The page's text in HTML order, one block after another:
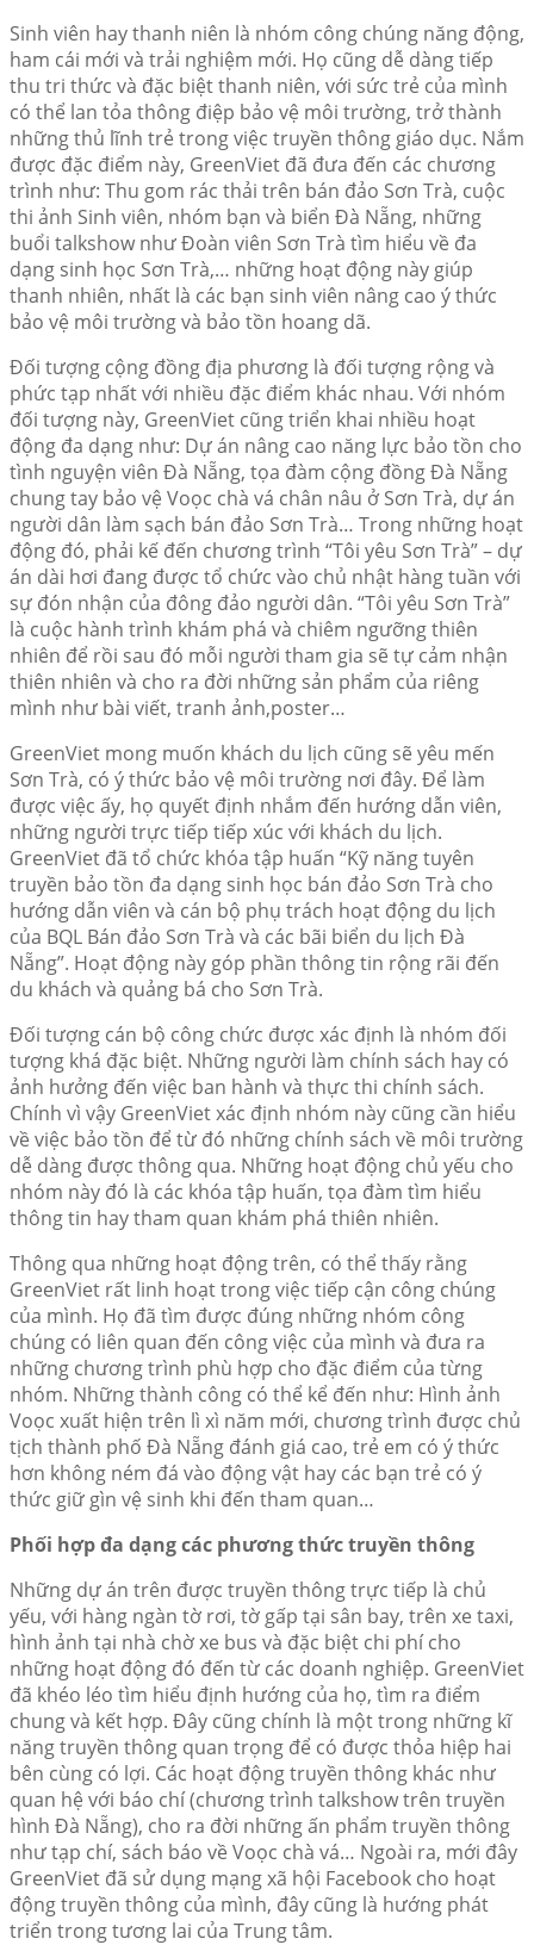
Sinh viên hay thanh niên là nhóm công chúng năng động,
ham cái mới và trải nghiệm mới. Họ cũng dễ dàng tiếp
thu tri thức và đặc biệt thanh niên, với sức trẻ của mình
có thể lan tỏa thông điệp bảo vệ môi trường, trở thành
những thủ lĩnh trẻ trong việc truyền thông giáo dục. Nắm
được đặc điểm này, GreenViet đã đưa đến các chương
trình như: Thu gom rác thải trên bán đảo Sơn Trà, cuộc
thi ảnh Sinh viên, nhóm bạn và biển Đà Nẵng, những
buổi talkshow như Đoàn viên Sơn Trà tìm hiểu về đa
dạng sinh học Sơn Trà,… những hoạt động này giúp
thanh nhiên, nhất là các bạn sinh viên nâng cao ý thức
bảo vệ môi trường và bảo tồn hoang dã.
Đối tượng cộng đồng địa phương là đối tượng rộng và
phức tạp nhất với nhiều đặc điểm khác nhau. Với nhóm
đối tượng này, GreenViet cũng triển khai nhiều hoạt
động đa dạng như: Dự án nâng cao năng lực bảo tồn cho
tình nguyện viên Đà Nẵng, tọa đàm cộng đồng Đà Nẵng
chung tay bảo vệ Voọc chà vá chân nâu ở Sơn Trà, dự án
người dân làm sạch bán đảo Sơn Trà… Trong những hoạt
động đó, phải kế đến chương trình “Tôi yêu Sơn Trà” – dự
án dài hơi đang được tổ chức vào chủ nhật hàng tuần với
sự đón nhận của đông đảo người dân. “Tôi yêu Sơn Trà”
là cuộc hành trình khám phá và chiêm ngưỡng thiên
nhiên để rồi sau đó mỗi người tham gia sẽ tự cảm nhận
thiên nhiên và cho ra đời những sản phẩm của riêng
mình như bài viết, tranh ảnh,poster…
GreenViet mong muốn khách du lịch cũng sẽ yêu mến
Sơn Trà, có ý thức bảo vệ môi trường nơi đây. Để làm
được việc ấy, họ quyết định nhắm đến hướng dẫn viên,
những người trực tiếp tiếp xúc với khách du lịch.
GreenViet đã tổ chức khóa tập huấn “Kỹ năng tuyên
truyền bảo tồn đa dạng sinh học bán đảo Sơn Trà cho
hướng dẫn viên và cán bộ phụ trách hoạt động du lịch
của BQL Bán đảo Sơn Trà và các bãi biển du lịch Đà
Nẵng”. Hoạt động này góp phần thông tin rộng rãi đến
du khách và quảng bá cho Sơn Trà.
Đối tượng cán bộ công chức được xác định là nhóm đối
tượng khá đặc biệt. Những người làm chính sách hay có
ảnh hưởng đến việc ban hành và thực thi chính sách.
Chính vì vậy GreenViet xác định nhóm này cũng cần hiểu
về việc bảo tồn để từ đó những chính sách về môi trường
dễ dàng được thông qua. Những hoạt động chủ yếu cho
nhóm này đó là các khóa tập huấn, tọa đàm tìm hiểu
thông tin hay tham quan khám phá thiên nhiên.
Thông qua những hoạt động trên, có thể thấy rằng
GreenViet rất linh hoạt trong việc tiếp cận công chúng
của mình. Họ đã tìm được đúng những nhóm công
chúng có liên quan đến công việc của mình và đưa ra
những chương trình phù hợp cho đặc điểm của từng
nhóm. Những thành công có thể kể đến như: Hình ảnh
Voọc xuất hiện trên lì xì năm mới, chương trình được chủ
tịch thành phố Đà Nẵng đánh giá cao, trẻ em có ý thức
hơn không ném đá vào động vật hay các bạn trẻ có ý
thức giữ gìn vệ sinh khi đến tham quan…
Phối hợp đa dạng các phương thức truyền thông
Những dự án trên được truyền thông trực tiếp là chủ
yếu, với hàng ngàn tờ rơi, tờ gấp tại sân bay, trên xe taxi,
hình ảnh tại nhà chờ xe bus và đặc biệt chi phí cho
những hoạt động đó đến từ các doanh nghiệp. GreenViet
đã khéo léo tìm hiểu định hướng của họ, tìm ra điểm
chung và kết hợp. Đây cũng chính là một trong những kĩ
năng truyền thông quan trọng để có được thỏa hiệp hai
bên cùng có lợi. Các hoạt động truyền thông khác như
quan hệ với báo chí (chương trình talkshow trên truyền
hình Đà Nẵng), cho ra đời những ấn phẩm truyền thông
như tạp chí, sách báo về Voọc chà vá… Ngoài ra, mới đây
GreenViet đã sử dụng mạng xã hội Facebook cho hoạt
động truyền thông của mình, đây cũng là hướng phát
triển trong tương lai của Trung tâm.